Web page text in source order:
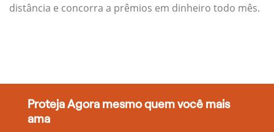
distância e concorra a prêmios em dinheiro todo mês.
Proteja Agora mesmo quem você mais
ama